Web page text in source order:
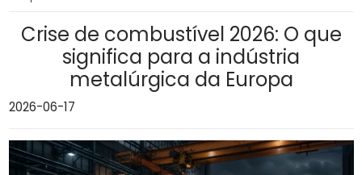
Crise de combustível 2026: O que
significa para a indústria
metalúrgica da Europa
2026-06-17